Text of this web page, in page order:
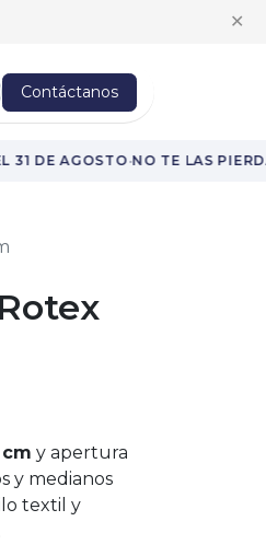
✕
Contáctanos
DE AGOSTO·NO TE LAS
y apertura
y medianos
textil y